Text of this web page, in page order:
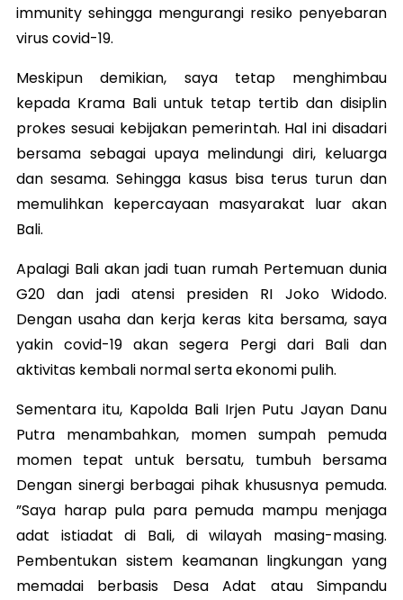
immunity sehingga mengurangi resiko penyebaran
virus covid-19.
Meskipun demikian, saya tetap menghimbau
kepada Krama Bali untuk tetap tertib dan disiplin
prokes sesuai kebijakan pemerintah. Hal ini disadari
bersama sebagai upaya melindungi diri, keluarga
dan sesama. Sehingga kasus bisa terus turun dan
memulihkan kepercayaan masyarakat luar akan
Bali.
Apalagi Bali akan jadi tuan rumah Pertemuan dunia
G20 dan jadi atensi presiden RI Joko Widodo.
Dengan usaha dan kerja keras kita bersama, saya
yakin covid-19 akan segera Pergi dari Bali dan
aktivitas kembali normal serta ekonomi pulih.
Sementara itu, Kapolda Bali Irjen Putu Jayan Danu
Putra menambahkan, momen sumpah pemuda
momen tepat untuk bersatu, tumbuh bersama
Dengan sinergi berbagai pihak khususnya pemuda.
”Saya harap pula para pemuda mampu menjaga
adat istiadat di Bali, di wilayah masing-masing.
Pembentukan sistem keamanan lingkungan yang
memadai berbasis Desa Adat atau Simpandu